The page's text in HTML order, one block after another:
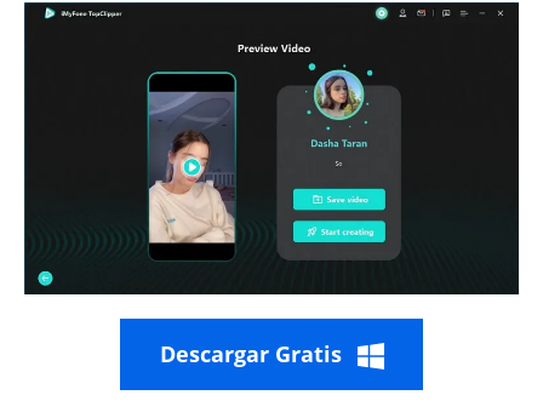
Descargar Gratis